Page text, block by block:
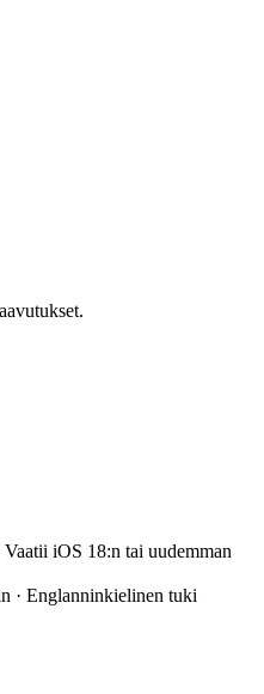
iOS 18:n tai uudemman
· Englanninkielinen tuki